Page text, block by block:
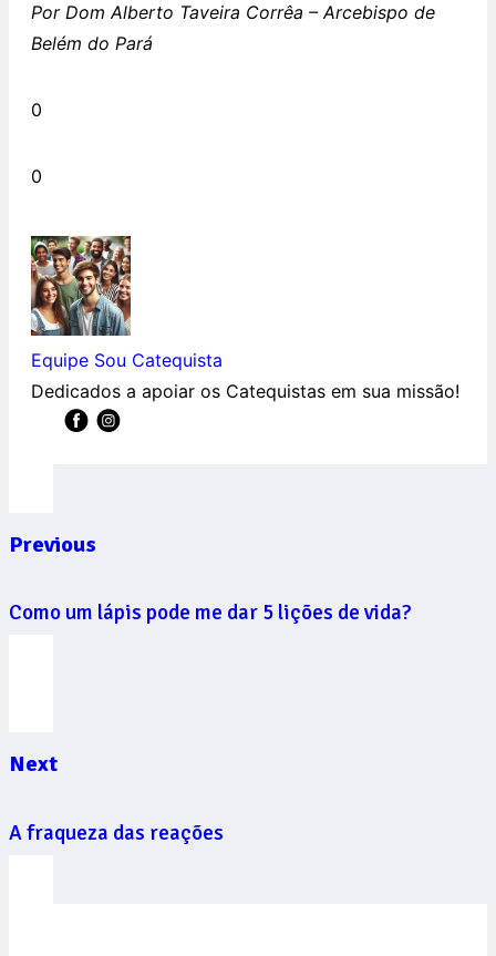
Por Dom Alberto Taveira Corrêa – Arcebispo de
Belém do Pará
0
0
Equipe Sou Catequista
Dedicados a apoiar os Catequistas em sua missão!
Previous
Como um lápis pode me dar 5 lições de vida?
Next
A fraqueza das reações